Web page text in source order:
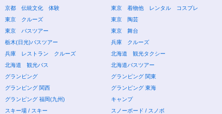
京都 伝統文化 体験
東京 着物他 レンタル コスプレ
東京 クルーズ
東京 陶芸
東京 バスツアー
東京 舞台
栃木(日光)バスツアー
兵庫 クルーズ
兵庫 レストラン クルーズ
北海道 観光タクシー
北海道 観光バス
北海道バスツアー
グランピング
グランピング 関東
グランピング 関西
グランピング 東海
グランピング 福岡(九州)
キャンプ
スキー場 / スキー
スノーボード / スノボ